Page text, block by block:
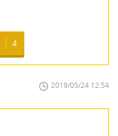
4
2019/05/24 12:54